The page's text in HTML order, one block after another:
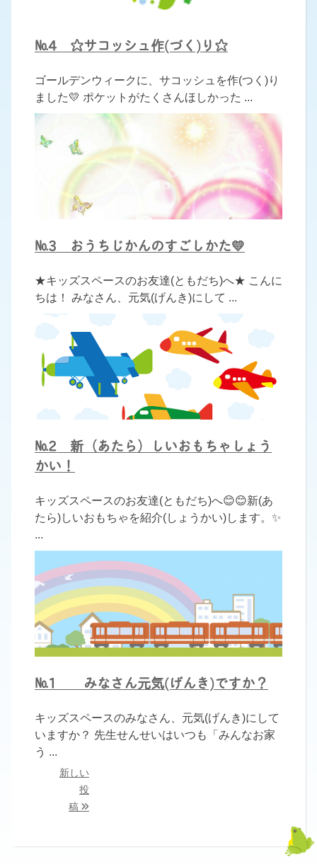
№4 ☆サコッシュ作(づく)り☆
ゴールデンウィークに、サコッシュを作(つく)り
ました💛 ポケットがたくさんほしかった ...
№3 おうちじかんのすごしかた💛
★キッズスペースのお友達(ともだち)へ★ こんに
ちは！ みなさん、元気(げんき)にして ...
№2 新（あたら）しいおもちゃしょう
かい！
キッズスペースのお友達(ともだち)へ😊😊新(あ
たら)しいおもちゃを紹介(しょうかい)します。✨
...
№1 みなさん元気(げんき)ですか？
キッズスペースのみなさん、元気(げんき)にして
いますか？ 先生せんせいはいつも「みんなお家
う ...
新しい
投
稿